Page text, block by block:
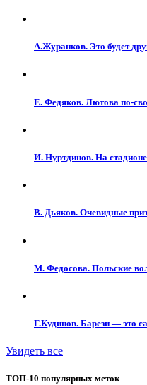
А.Журанков. Это будет
Е. Федяков. Лютова по-
И. Нуртдинов. На
В. Дьяков. Очевидные
М. Федосова. Польские
Г.Кудинов. Барези — это
Увидеть все
ТОП-10 популярных меток